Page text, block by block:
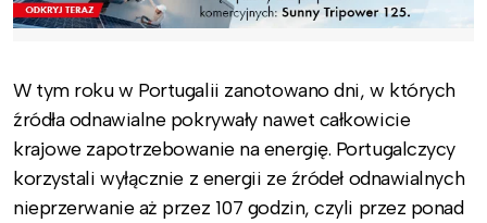
W tym roku w Portugalii zanotowano dni, w których
źródła odnawialne pokrywały nawet całkowicie
krajowe zapotrzebowanie na energię. Portugalczycy
korzystali wyłącznie z energii ze źródeł odnawialnych
nieprzerwanie aż przez 107 godzin, czyli przez ponad